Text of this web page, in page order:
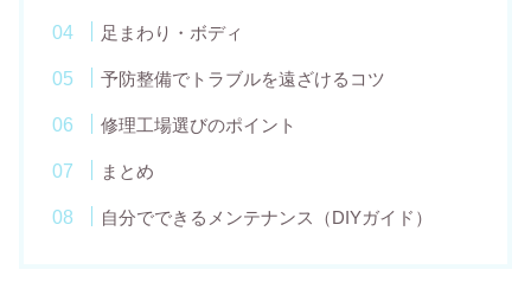
足まわり・ボディ
予防整備でトラブルを遠ざけるコツ
修理工場選びのポイント
まとめ
自分でできるメンテナンス（DIYガイド）